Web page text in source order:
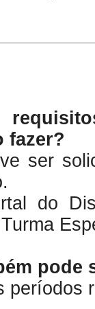
fazer?
ser
do
períodos